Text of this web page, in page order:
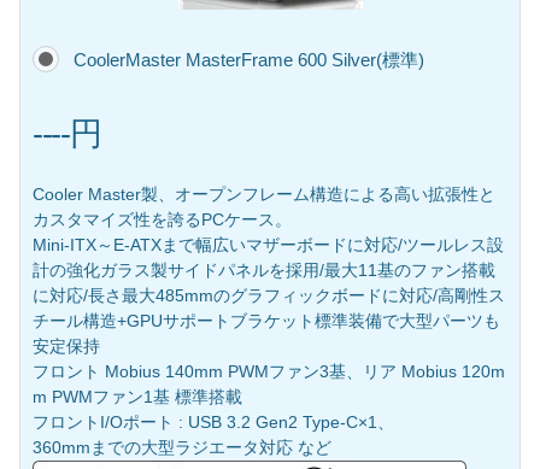
CoolerMaster MasterFrame 600 Silver(標準)
----円
Cooler Master製、オープンフレーム構造による高い拡張性と
カスタマイズ性を誇るPCケース。
Mini-ITX～E-ATXまで幅広いマザーボードに対応/ツールレス設
計の強化ガラス製サイドパネルを採用/最大11基のファン搭載
に対応/長さ最大485mmのグラフィックボードに対応/高剛性ス
チール構造+GPUサポートブラケット標準装備で大型パーツも
安定保持
フロント Mobius 140mm PWMファン3基、リア Mobius 120m
m PWMファン1基 標準搭載
フロントI/Oポート : USB 3.2 Gen2 Type-C×1、
360mmまでの大型ラジエータ対応 など